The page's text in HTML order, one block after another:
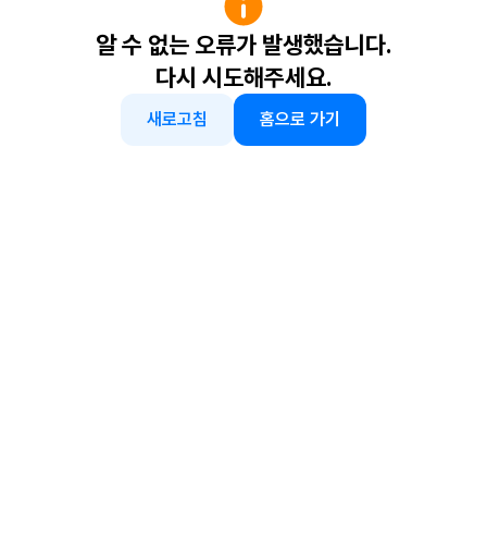
알 수 없는 오류가 발생했습니다.
다시 시도해주세요.
새로고침 홈으로 가기